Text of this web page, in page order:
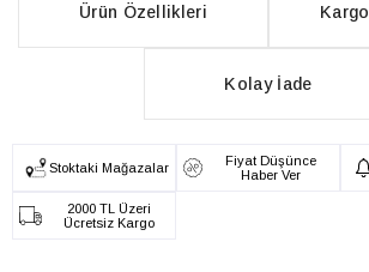
Ürün Özellikleri
Kolay İade
Stoktaki Mağazalar
Fiyat Düşünce
Haber Ver
2000 TL Üzeri
Ücretsiz Kargo